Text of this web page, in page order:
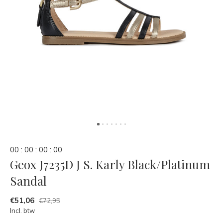
00 : 00 : 00 : 00
Geox J7235D J S. Karly Black/Platinum
Sandal
€51,06 €72,95
Incl. btw